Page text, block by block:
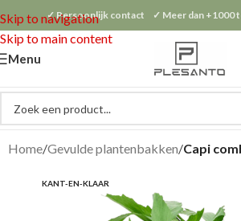
Skip to navigation
Skip to main content
✓ Persoonlijk contact ✓ Meer dan +1000
Menu
Home Gevulde plantenbakken Capi
KANT-EN-KLAAR